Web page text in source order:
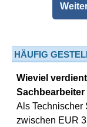
HÄUFIG
Wieviel
Als Technischer
zwischen EUR